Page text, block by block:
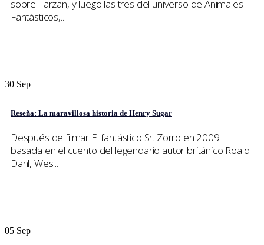
sobre Tarzan, y luego las tres del universo de Animales
Fantásticos,...
30 Sep
Reseña: La maravillosa historia de Henry Sugar
Después de filmar El fantástico Sr. Zorro en 2009
basada en el cuento del legendario autor británico Roald
Dahl, Wes...
05 Sep